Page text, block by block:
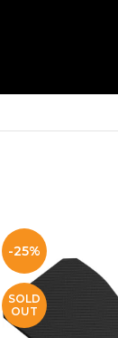
-25%
SOLD
OUT